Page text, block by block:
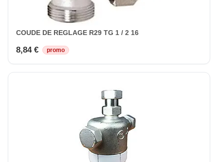
COUDE DE REGLAGE R29 TG 1 / 2 16
8,84 € promo